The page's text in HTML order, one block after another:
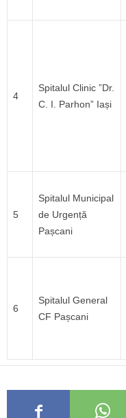
4
Spitalul Clinic ”Dr.
C. I. Parhon” Iași
5
Spitalul Municipal
de Urgență
Pașcani
6
Spitalul General
CF Pașcani